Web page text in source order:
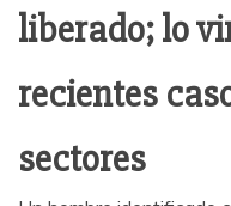
liberado; lo
recientes
sectores